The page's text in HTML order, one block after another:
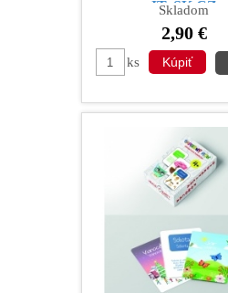
IT, SK,CZ
Skladom
2,90 €
ks